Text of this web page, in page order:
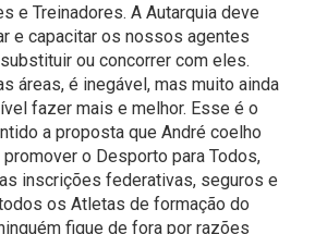
e Treinadores. A Autarquia deve
e capacitar os nossos agentes
ou concorrer com eles.
áreas, é inegável, mas muito ainda
fazer mais e melhor. Esse é o
a proposta que André coelho
o Desporto para Todos,
inscrições federativas, seguros e
os Atletas de formação do
fique de fora por razões